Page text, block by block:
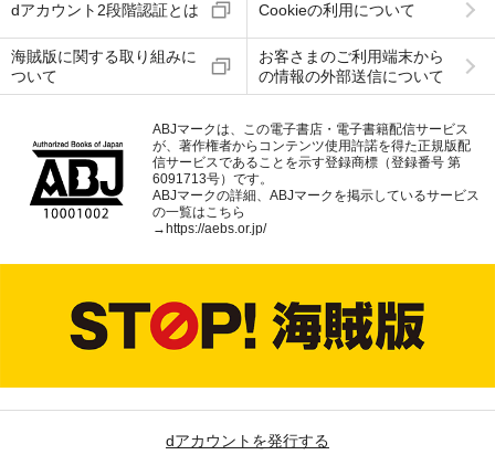
dアカウント2段階認証とは Cookieの利用について
海賊版に関する取り組みに
ついて
お客さまのご利用端末から
の情報の外部送信について
ABJマークは、この電子書店・電子書籍配信サービス
が、著作権者からコンテンツ使用許諾を得た正規版配
信サービスであることを示す登録商標（登録番号 第
6091713号）です。
ABJマークの詳細、ABJマークを掲示しているサービス
の一覧はこちら
→ https://aebs.or.jp/
dアカウントを発行する